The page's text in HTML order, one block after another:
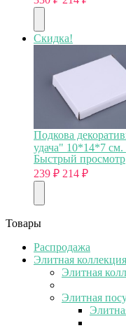
Скидка!
Подкова
удача" 10*14*7
Быстрый просмотр
239 ₽ 214 ₽
Товары
Распродажа
Элитная коллекция
Элитная
Элитная